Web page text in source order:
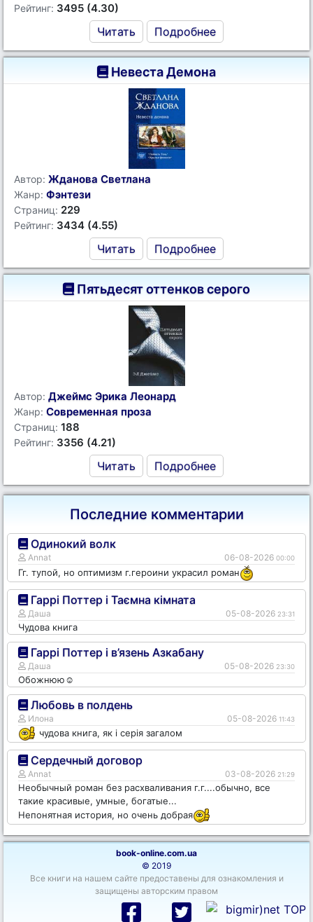
Рейтинг: 3495 (4.30)
Читать Подробнее
Невеста Демона
Автор: Жданова Светлана
Жанр: Фэнтези
Страниц: 229
Рейтинг: 3434 (4.55)
Читать Подробнее
Пятьдесят оттенков серого
Автор: Джеймс Эрика Леонард
Жанр: Современная проза
Страниц: 188
Рейтинг: 3356 (4.21)
Читать Подробнее
Последние комментарии
Одинокий волк
Annat 06-08-2026 00:00
Гг. тупой, но оптимизм г.героини украсил роман
Гаррі Поттер і Таємна кімната
Даша 05-08-2026 23:31
Чудова книга
Гаррі Поттер і в’язень Азкабану
Даша 05-08-2026 23:30
Обожнюю☺️
Любовь в полдень
Илона 05-08-2026 11:43
чудова книга, як і серія загалом
Сердечный договор
Annat 03-08-2026 21:29
Необычный роман без расхваливания г.г....обычно, все
такие красивые, умные, богатые...
Непонятная история, но очень добрая
book-online.com.ua
© 2019
Все книги на нашем сайте предоставены для ознакомления и
защищены авторским правом